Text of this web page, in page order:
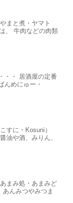
まと煮・ヤマト
、 牛肉などの肉類
・・ 居酒屋の定番
んめにゅー・
すに・Kosuni）
油や酒、みりん、
まみ処・あまみど
あんみつやみつま